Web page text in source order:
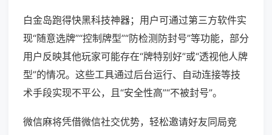
白金岛跑得快黑科技神器；用户可通过第三方软件实
现“随意选牌”“控制牌型”“防检测防封号”等功能，部分
用户反映其他玩家可能存在“牌特别好”或“透视他人牌
型”的情况。这些工具通过后台运行、自动连接等技
术手段实现不平公，且“安全性高”“不被封号”。
微信麻将凭借微信社交优势，轻松邀请好友同局竞